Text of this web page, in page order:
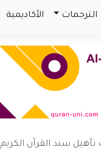
الترجمات الأكاديمية
سند القرآن الكريم